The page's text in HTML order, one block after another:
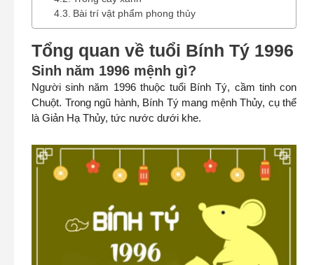
Bài trí vật phẩm phong thủy
Tổng quan về tuổi Bính Tý 1996
Sinh năm 1996 mệnh gì?
Người sinh năm 1996 thuộc tuổi Bính Tý, cầm tinh con
Chuột. Trong ngũ hành, Bính Tý mang mệnh Thủy, cụ thể
là Giản Hạ Thủy, tức nước dưới khe.